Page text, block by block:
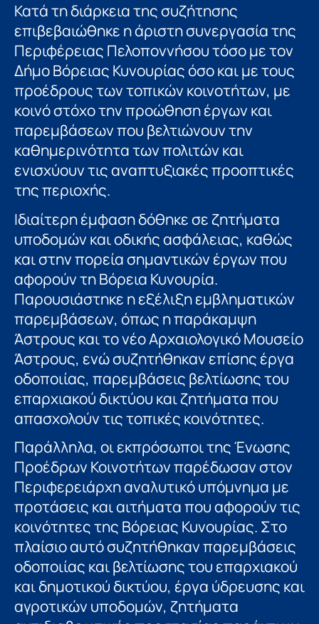
Κατά τη διάρκεια της συζήτησης
επιβεβαιώθηκε η άριστη συνεργασία της
Περιφέρειας Πελοποννήσου τόσο με τον
Δήμο Βόρειας Κυνουρίας όσο και με τους
προέδρους των τοπικών κοινοτήτων, με
κοινό στόχο την προώθηση έργων και
παρεμβάσεων που βελτιώνουν την
καθημερινότητα των πολιτών και
ενισχύουν τις αναπτυξιακές προοπτικές
της περιοχής.
Ιδιαίτερη έμφαση δόθηκε σε ζητήματα
υποδομών και οδικής ασφάλειας, καθώς
και στην πορεία σημαντικών έργων που
αφορούν τη Βόρεια Κυνουρία.
Παρουσιάστηκε η εξέλιξη εμβληματικών
παρεμβάσεων, όπως η παράκαμψη
Άστρους και το νέο Αρχαιολογικό Μουσείο
Άστρους, ενώ συζητήθηκαν επίσης έργα
οδοποιίας, παρεμβάσεις βελτίωσης του
επαρχιακού δικτύου και ζητήματα που
απασχολούν τις τοπικές κοινότητες.
Παράλληλα, οι εκπρόσωποι της Ένωσης
Προέδρων Κοινοτήτων παρέδωσαν στον
Περιφερειάρχη αναλυτικό υπόμνημα με
προτάσεις και αιτήματα που αφορούν τις
κοινότητες της Βόρειας Κυνουρίας. Στο
πλαίσιο αυτό συζητήθηκαν παρεμβάσεις
οδοποιίας και βελτίωσης του επαρχιακού
και δημοτικού δικτύου, έργα ύδρευσης και
αγροτικών υποδομών, ζητήματα